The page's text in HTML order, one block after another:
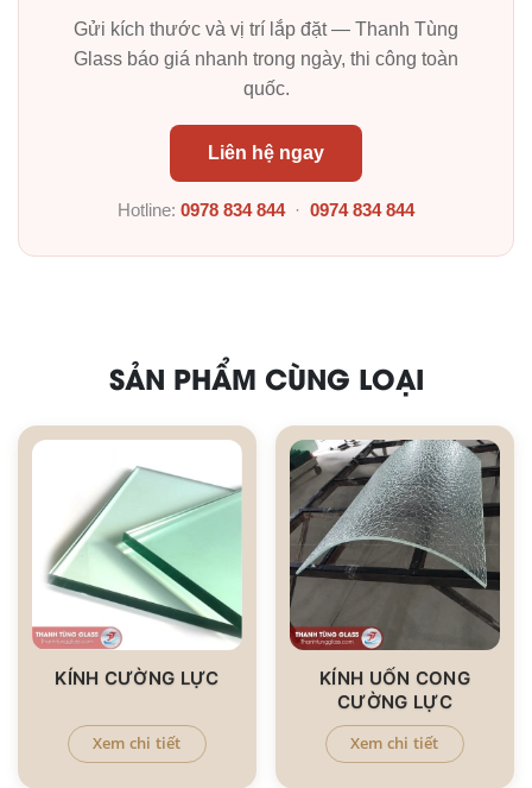
Gửi kích thước và vị trí lắp đặt — Thanh Tùng
Glass báo giá nhanh trong ngày, thi công toàn
quốc.
Liên hệ ngay
Hotline: 0978 834 844· 0974 834 844
SẢN PHẨM CÙNG LOẠI
KÍNH CƯỜNG LỰC
Xem chi tiết
KÍNH UỐN CONG
CƯỜNG LỰC
Xem chi tiết